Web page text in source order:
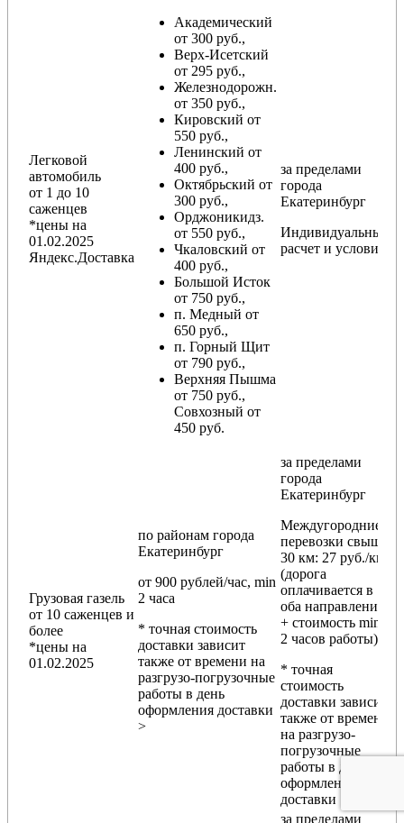
Легковой
автомобиль
от 1 до 10
саженцев
*цены на
01.02.2025
Яндекс.Доставка
Академический
от 300 руб.,
Верх-Исетский
от 295 руб.,
Железнодорожн.
от 350 руб.,
Кировский от
550 руб.,
Ленинский от
400 руб.,
Октябрьский от
300 руб.,
Орджоникидз.
от 550 руб.,
Чкаловский от
400 руб.,
Большой Исток
от 750 руб.,
п. Медный от
650 руб.,
п. Горный Щит
от 790 руб.,
Верхняя Пышма
от 750 руб.,
Совхозный от
450 руб.
за пределами
города
Екатеринбург
Индивидуальный
расчет и условия
Грузовая газель
от 10 саженцев и
более
*цены на
01.02.2025
по районам города
Екатеринбург
от 900 рублей/час, min
2 часа
* точная стоимость
доставки зависит
также от времени на
разгрузо-погрузочные
работы в день
оформления доставки
>
за пределами
города
Екатеринбург
Междугородние
перевозки свыше
30 км: 27 руб./км
(дорога
оплачивается в
оба направления
+ стоимость min
2 часов работы)
* точная
стоимость
доставки зависит
также от времени
на разгрузо-
погрузочные
работы в день
оформления
доставки
за пределами